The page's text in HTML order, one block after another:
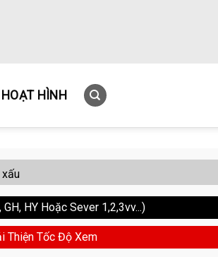
HOẠT HÌNH
HY Hoặc Sever 1,2,3vv...)
Thiện Tốc Độ Xem